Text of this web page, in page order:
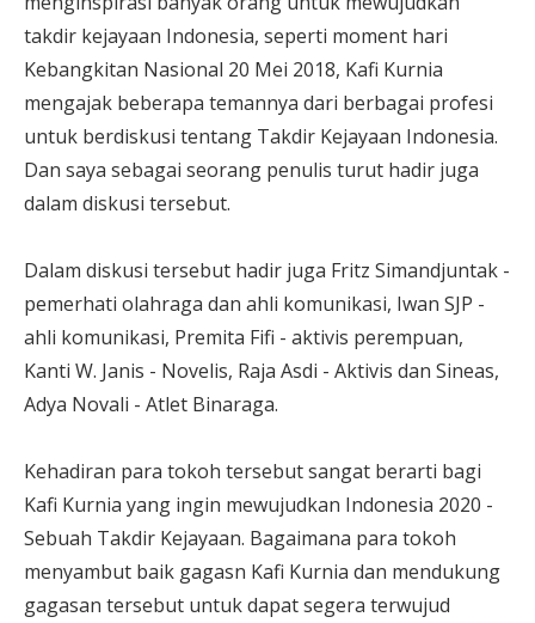
takdir kejayaan Indonesia, seperti moment hari
Kebangkitan Nasional 20 Mei 2018, Kafi Kurnia
mengajak beberapa temannya dari berbagai profesi
untuk berdiskusi tentang Takdir Kejayaan Indonesia.
Dan saya sebagai seorang penulis turut hadir juga
dalam diskusi tersebut.
Dalam diskusi tersebut hadir juga Fritz Simandjuntak -
pemerhati olahraga dan ahli komunikasi, Iwan SJP -
ahli komunikasi, Premita Fifi - aktivis perempuan,
Kanti W. Janis - Novelis, Raja Asdi - Aktivis dan Sineas,
Adya Novali - Atlet Binaraga.
Kehadiran para tokoh tersebut sangat berarti bagi
Kafi Kurnia yang ingin mewujudkan Indonesia 2020 -
Sebuah Takdir Kejayaan. Bagaimana para tokoh
menyambut baik gagasn Kafi Kurnia dan mendukung
gagasan tersebut untuk dapat segera terwujud